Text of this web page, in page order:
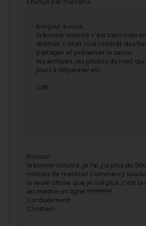
bonjour à vous
la bonne volonté c'est bien mais
éternel ,c'était tout l intérêt des
partager et préserver le savoir,
les archives ,les photos du mec qui
jours à dépanner etc
cdlt
Bonsoir
la bonne volonté, je l'ai ,j'ai plus de
notices de matériel Commercy
la seule chose que je n'ai plus ,c'est
les mettre en ligne !!!!!!!!!!!!!!!!!
Cordialement
Christwin